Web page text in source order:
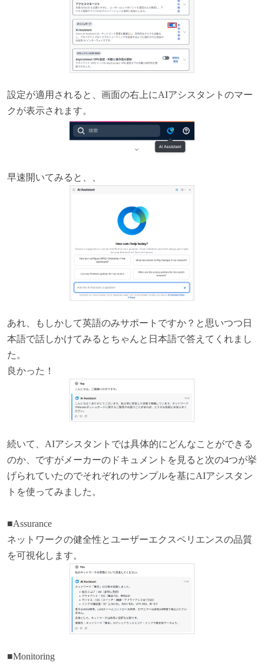
設定が適用されると、画面の右上にAIアシスタントのマー
クが表示されます。
早速開いてみると、、
あれ、もしかして英語のみサポートですか？と思いつつ日
本語で話しかけてみるとちゃんと日本語で答えてくれまし
た。
良かった！
続いて、AIアシスタントでは具体的にどんなことができる
のか、ですがメーカーのドキュメントを見ると次の4つが挙
げられていたのでそれぞれのサンプルを基にAIアシスタン
トを使ってみました。
■Assurance
ネットワークの健全性とユーザーエクスペリエンスの品質
を可視化します。
■Monitoring